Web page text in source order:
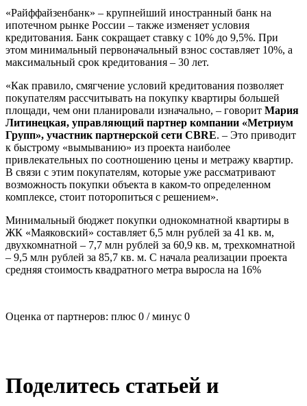
«Райффайзенбанк» – крупнейший иностранный банк на
ипотечном рынке России – также изменяет условия
кредитования. Банк сокращает ставку с 10% до 9,5%. При
этом минимальный первоначальный взнос составляет 10%, а
максимальный срок кредитования – 30 лет.
«Как правило, смягчение условий кредитования позволяет
покупателям рассчитывать на покупку квартиры большей
площади, чем они планировали изначально, – говорит Мария
Литинецкая, управляющий партнер компании «Метриум
Групп», участник партнерской сети CBRE. – Это приводит
к быстрому «вымыванию» из проекта наиболее
привлекательных по соотношению цены и метражу квартир.
В связи с этим покупателям, которые уже рассматривают
возможность покупки объекта в каком-то определенном
комплексе, стоит поторопиться с решением».
Минимальный бюджет покупки однокомнатной квартиры в
ЖК «Маяковский» составляет 6,5 млн рублей за 41 кв. м,
двухкомнатной – 7,7 млн рублей за 60,9 кв. м, трехкомнатной
– 9,5 млн рублей за 85,7 кв. м. С начала реализации проекта
средняя стоимость квадратного метра выросла на 16%
Оценка от партнеров: плюс 0 / минус 0
Поделитесь статьей и